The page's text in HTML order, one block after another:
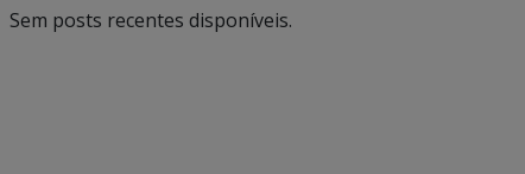
Sem posts recentes disponíveis.